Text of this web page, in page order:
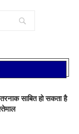
साबित हो सकता है